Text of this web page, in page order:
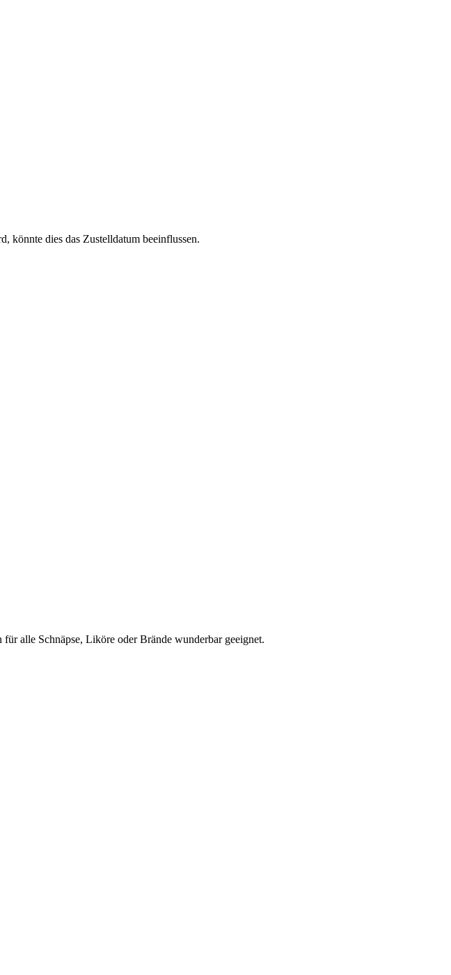
könnte dies das Zustelldatum beeinflussen.
alle Schnäpse, Liköre oder Brände wunderbar geeignet.